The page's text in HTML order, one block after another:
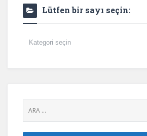
Lütfen bir sayı seçin:
Lütfen